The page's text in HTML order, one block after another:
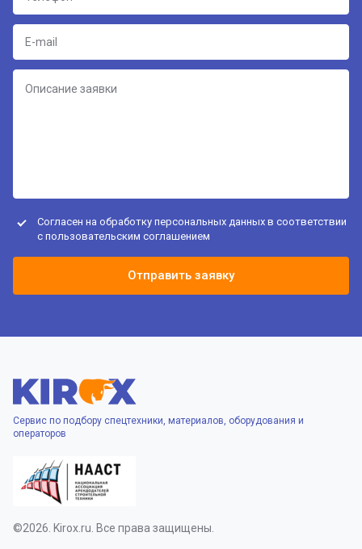
Согласен на обработку персональных данных в соответствии
с пользовательским соглашением
Отправить заявку
Сервис по подбору спецтехники, материалов, оборудования и
операторов
©2026. Kirox.ru. Все права защищены.